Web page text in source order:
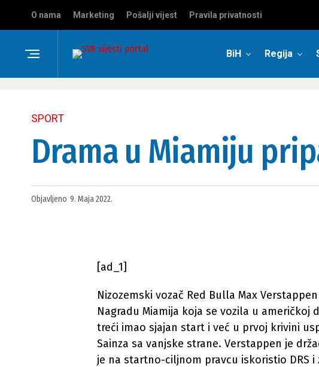
O nama Marketing Pošalji vijest Pravila privatnosti
BiH Regija
SPORT
Drama u Miamiju
Objavljeno 9. Maja 2022.
[ad_1]
Nizozemski vozač Red Bulla Max
Nagradu Miamija koja se vozila u američkoj
treći imao sjajan start i već u prvoj krivini
Sainza sa vanjske strane. Verstappen je
je na startno-ciljnom pravcu iskoristio DRS